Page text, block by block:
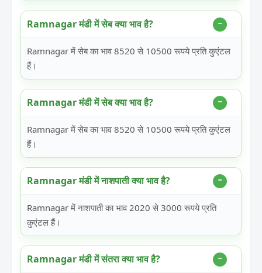
Ramnagar मंडी में सेब क्या भाव है?
Ramnagar में सेब का भाव 8520 से 10500 रूपये प्रति कुएंटल
हैं।
Ramnagar मंडी में सेब क्या भाव है?
Ramnagar में सेब का भाव 8520 से 10500 रूपये प्रति कुएंटल
हैं।
Ramnagar मंडी में नाशपाती क्या भाव है?
Ramnagar में नाशपाती का भाव 2020 से 3000 रूपये प्रति
कुएंटल हैं।
Ramnagar मंडी में संतरा क्या भाव है?